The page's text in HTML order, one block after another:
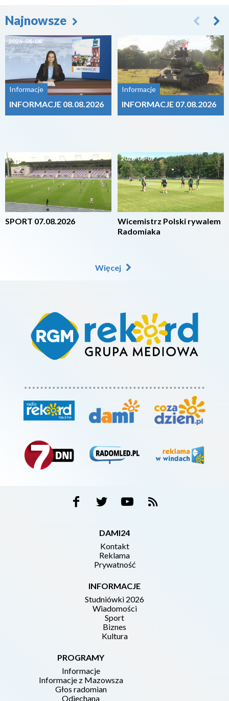
Najnowsze
2026-08-08
Informacje
INFORMACJE 08.08.2026
2026-08-07
SPORT 07.08.2026
Informacje
INFORMACJE 07.08.2026
2026-08-07
Wicemistrz Polski rywalem
Radomiaka
Więcej
DAMI24
Kontakt
Reklama
Prywatność
INFORMACJE
Studniówki 2026
Wiadomości
Sport
Biznes
Kultura
PROGRAMY
Informacje
Informacje z Mazowsza
Głos radomian
Odjechana